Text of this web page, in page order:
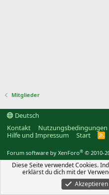
Mitglieder
Deutsch
Kontakt
Nutzungsbedingungen
Hilfe und Impressum
Start
R
Forum software by XenForo® © 2010-
Diese Seite verwendet Cookies.
erklärst du dich mit der
Akzeptieren